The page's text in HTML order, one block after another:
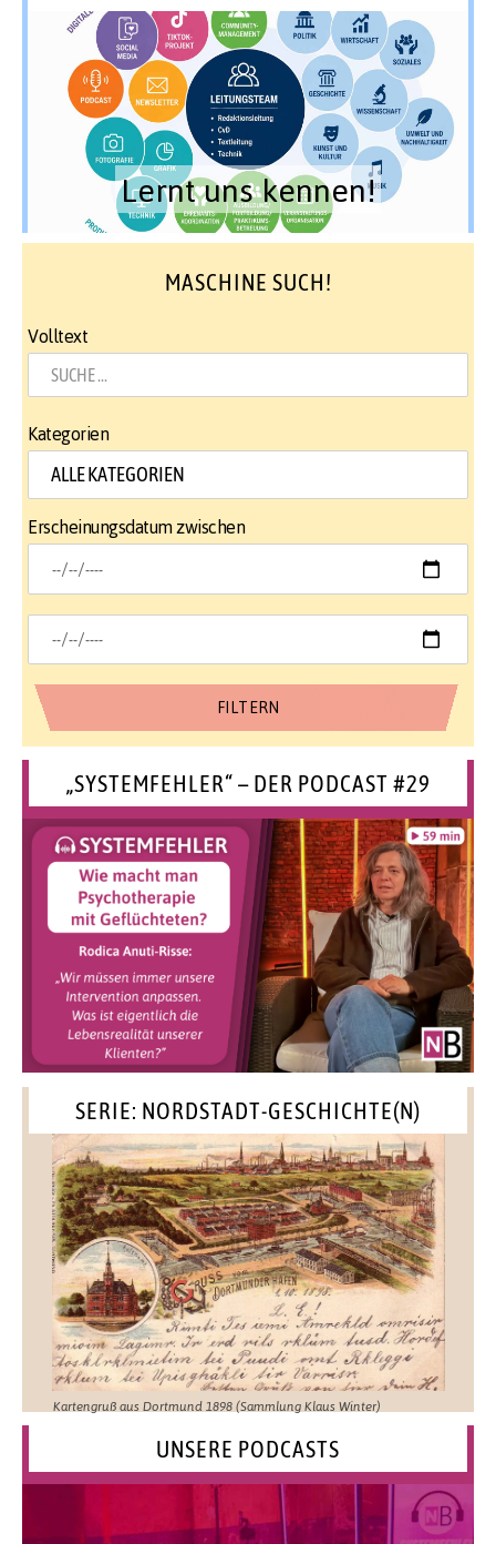
Lernt uns kennen!
MASCHINE SUCH!
Volltext
Kategorien
Erscheinungsdatum zwischen
„SYSTEMFEHLER“ – DER PODCAST #29
SERIE: NORDSTADT-GESCHICHTE(N)
Kartengruß aus Dortmund 1898 (Sammlung Klaus Winter)
UNSERE PODCASTS